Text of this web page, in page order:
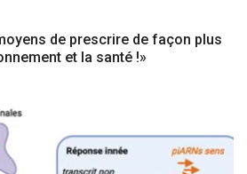
de prescrire de façon plus
et la santé !»